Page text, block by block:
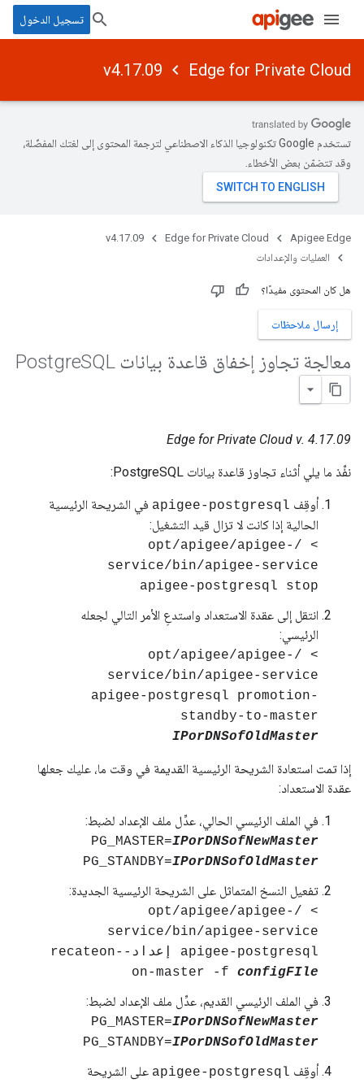
تسجيل الدخول
Edge for Private Cloud
v4.17.09
تستخدم Google تكنولوجيا الذكاء الاصطناعي لترجمة المحتوى إلى لغتك المفضّلة،
وقد تتضمّن بعض الأخطاء.
Apigee Edge
Edge for Private Cloud
v4.17.09
العمليات والإعدادات
هل كان المحتوى مفيدًا؟
إرسال ملاحظات
معالجة تجاوز إخفاق قاعدة بيانات PostgreSQL
Edge for Private Cloud v. 4.17.09
نفِّذ ما يلي أثناء تجاوز قاعدة بيانات PostgreSQL:
أوقِف apigee-postgresql في الشريحة الرئيسية
الحالية إذا كانت لا تزال قيد التشغيل:
> /opt/apigee/apigee-
service/bin/apigee-service
apigee-postgresql stop
انتقل إلى عقدة الاستعداد واستدعِ الأمر التالي لجعله
الرئيسي:
> /opt/apigee/apigee-
service/bin/apigee-service
apigee-postgresql promotion-
standby-to-master
IPorDNSofOldMaster
إذا تمت استعادة الشريحة الرئيسية القديمة في وقت ما، عليك جعلها
عقدة الاستعداد:
في الملف الرئيسي الحالي، عدِّل ملف الإعداد لضبط:
PG_MASTER=IPorDNSofNewMaster
PG_STANDBY=IPorDNSofOldMaster
تفعيل النسخ المتماثل على الشريحة الرئيسية الجديدة:
> /opt/apigee/apigee-
service/bin/apigee-service
apigee-postgresql إعداد-recateon-
on-master -f configFIle
في الملف الرئيسي القديم، عدِّل ملف الإعداد لضبط:
PG_MASTER=IPorDNSofNewMaster
PG_STANDBY=IPorDNSofOldMaster
أوقِف apigee-postgresql على الشريحة